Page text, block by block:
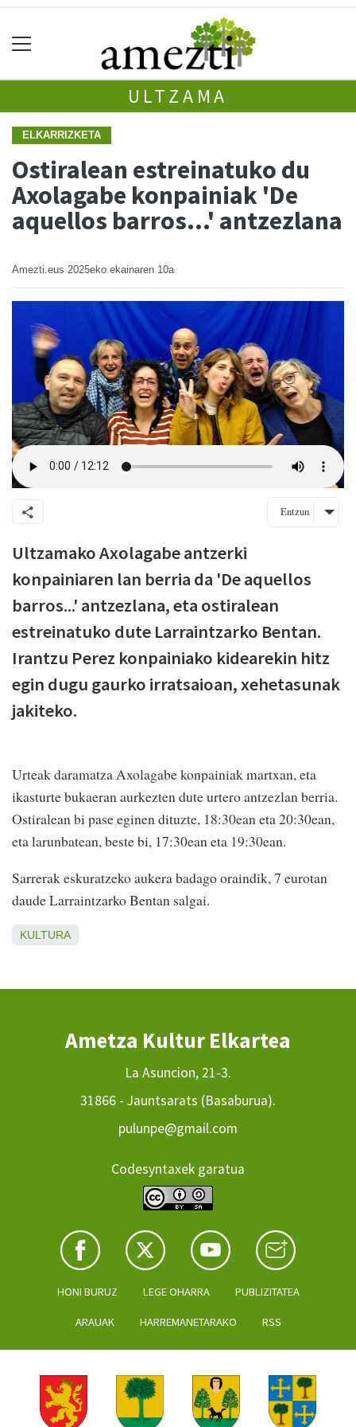
ULTZAMA
ELKARRIZKETA
Ostiralean estreinatuko du
Axolagabe konpainiak 'De
aquellos barros...' antzezlana
Amezti.eus 2025eko ekainaren 10a
Entzun
Ultzamako Axolagabe antzerki
konpainiaren lan berria da 'De aquellos
barros...' antzezlana, eta ostiralean
estreinatuko dute Larraintzarko Bentan.
Irantzu Perez konpainiako kidearekin hitz
egin dugu gaurko irratsaioan, xehetasunak
jakiteko.
Urteak daramatza Axolagabe konpainiak martxan, eta
ikasturte bukaeran aurkezten dute urtero antzezlan berria.
Ostiralean bi pase eginen dituzte, 18:30ean eta 20:30ean,
eta larunbatean, beste bi, 17:30ean eta 19:30ean.
Sarrerak eskuratzeko aukera badago oraindik, 7 eurotan
daude Larraintzarko Bentan salgai.
KULTURA
Ametza Kultur Elkartea
La Asuncion, 21-3.
31866 - Jauntsarats (Basaburua).
pulunpe@gmail.com
Codesyntaxek garatua
HONI BURUZ LEGE OHARRA PUBLIZITATEA
ARAUAK HARREMANETARAKO RSS